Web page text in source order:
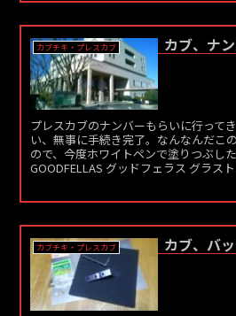
カブチキ・プレスカブ カブ、ナ
プレスカブのナンバーもらいに行って
い、無事に手続き完了。なんなんだこ
ので、今度ホワイトペンで塗りつぶ
GOODFELLAS グッドフェラス グラスト
カブチキ・プレスカブ カブ、バ